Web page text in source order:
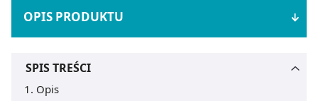
OPIS PRODUKTU
SPIS TREŚCI
Opis